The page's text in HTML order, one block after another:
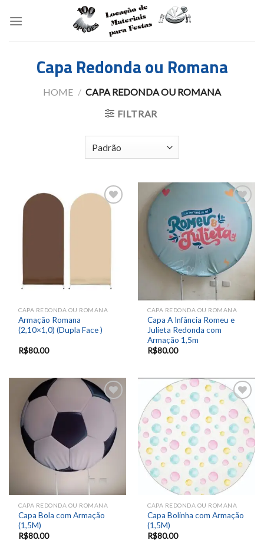
Capa Redonda ou Romana
HOME / CAPA REDONDA OU ROMANA
FILTRAR
CAPA REDONDA OU ROMANA
Armação Romana
(2,10×1,0) (Dupla Face )
R$80.00
wishlist
CAPA REDONDA OU ROMANA
Capa A Infância Romeu e
Julieta Redonda com
Armação 1,5m
R$80.00
CAPA REDONDA OU ROMANA
Capa Bola com Armação
(1,5M)
R$80.00
Add to
wishlist
CAPA REDONDA OU ROMANA
Capa Bolinha com Armação
(1,5M)
R$80.00